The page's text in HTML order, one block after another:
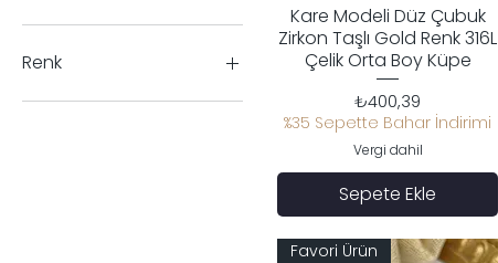
₺380
Renk
Hızlı Bakış
Kare Modeli Düz Çubuk
Zirkon Taşlı Gold Renk 316L
Çelik Orta Boy Küpe
Fiyat
₺400,39
%35 Sepette Bahar İndirimi
Vergi dahil
Sepete Ekle
Favori Ürün